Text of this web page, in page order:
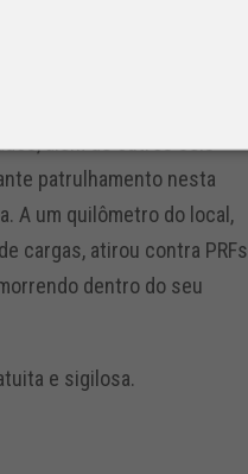
Placas, o borracheiro
Uno com placas de
além de outros seis
patrulhamento nesta
A um quilômetro do local,
cargas, atirou contra PRFs
dentro do seu
e sigilosa.